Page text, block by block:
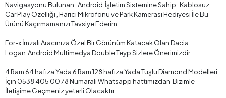
Navigasyonu Bulunan , Android İşletim Sistemine Sahip , Kablosuz
Car Play Özelliği , Harici Mikrofonu ve Park Kamerası Hediyesi İle Bu
Ürünü Kaçırmamanızı Tavsiye Ederim.
For-x İmzalı Aracınıza Özel Bir Görünüm Katacak Olan Dacia
Logan Android Multimedya Double Teyp Sizlere Önerimizdir.
4 Ram 64 hafıza Yada 6 Ram 128 hafıza Yada Tuşlu Diamond Modelleri
İçin 0538 405 00 78 Numaralı Whatsapp hattımızdan Bizimle
İletişime Geçmeniz yeterli Olacaktır.